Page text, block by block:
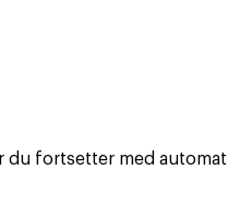
du fortsetter med